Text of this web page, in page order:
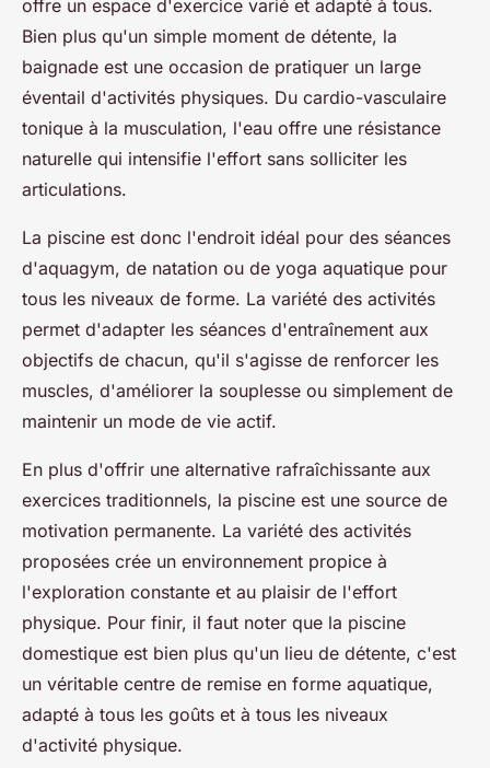
offre un espace d'exercice varié et adapté à tous.
Bien plus qu'un simple moment de détente, la
baignade est une occasion de pratiquer un large
éventail d'activités physiques. Du cardio-vasculaire
tonique à la musculation, l'eau offre une résistance
naturelle qui intensifie l'effort sans solliciter les
articulations.
La piscine est donc l'endroit idéal pour des séances
d'aquagym, de natation ou de yoga aquatique pour
tous les niveaux de forme. La variété des activités
permet d'adapter les séances d'entraînement aux
objectifs de chacun, qu'il s'agisse de renforcer les
muscles, d'améliorer la souplesse ou simplement de
maintenir un mode de vie actif.
En plus d'offrir une alternative rafraîchissante aux
exercices traditionnels, la piscine est une source de
motivation permanente. La variété des activités
proposées crée un environnement propice à
l'exploration constante et au plaisir de l'effort
physique. Pour finir, il faut noter que la piscine
domestique est bien plus qu'un lieu de détente, c'est
un véritable centre de remise en forme aquatique,
adapté à tous les goûts et à tous les niveaux
d'activité physique.